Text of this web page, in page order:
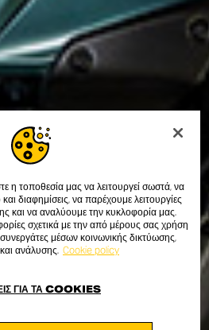
η τοποθεσία μας να λειτουργεί σωστά, να
διαφημίσεις, να παρέχουμε λειτουργίες
και να αναλύουμε την κυκλοφορία μας.
σχετικά με την από μέρους σας χρήση
μέσων κοινωνικής δικτύωσης,
ανάλυσης. Cookie policy
ΓΙΑ ΤΑ COOKIES